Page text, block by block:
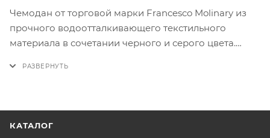
Чемодан от торговой марки Francesco Molinary из
прочного водоотталкивающего текстильного
материала в сочетании черного и серого цвета.
КАТАЛОГ